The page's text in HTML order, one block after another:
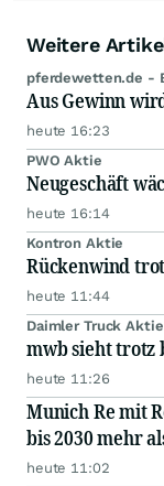
Weitere
pferdewetten.de -
Aus Gewinn
heute 16:23
PWO Aktie
Neugeschäft
heute 16:14
Kontron Aktie
Rückenwind
heute 11:44
Daimler Truck Aktie
mwb sieht trotz
heute 11:26
Munich Re mit
bis 2030 mehr
heute 11:02